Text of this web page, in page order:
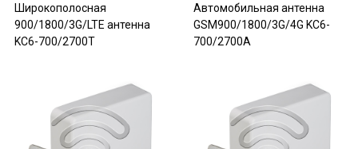
Широкополосная
900/1800/3G/LTE антенна
KC6-700/2700T
Автомобильная антенна
GSM900/1800/3G/4G KC6-
700/2700A